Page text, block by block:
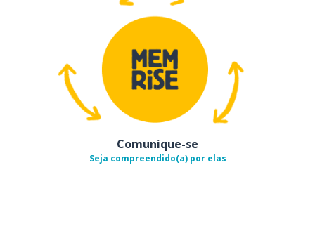
Comunique-se
Seja compreendido(a) por elas